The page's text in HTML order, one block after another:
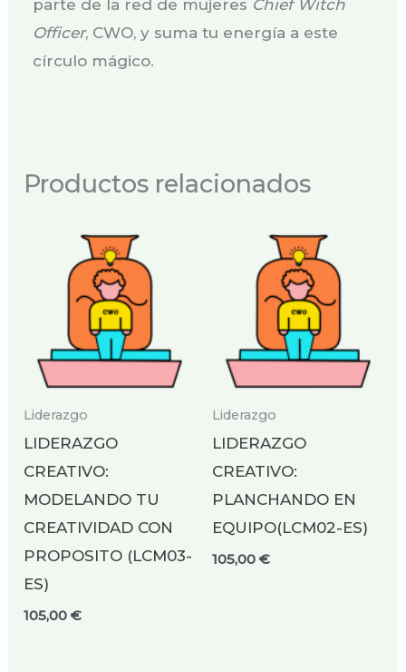
parte de la red de mujeres Chief Witch
Officer, CWO, y suma tu energía a este
círculo mágico.
Productos relacionados
Liderazgo
LIDERAZGO
CREATIVO:
MODELANDO TU
CREATIVIDAD CON
PROPOSITO (LCM03-
ES)
105,00€
Liderazgo
LIDERAZGO
CREATIVO:
PLANCHANDO EN
EQUIPO(LCM02-ES)
105,00 €